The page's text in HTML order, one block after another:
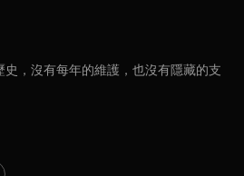
，沒有每年的維護，也沒有隱藏的支